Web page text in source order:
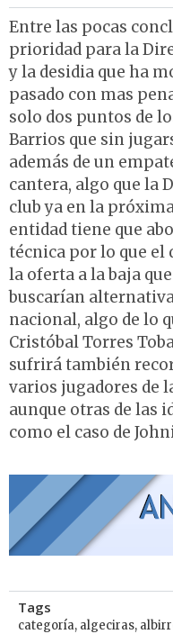
Entre las pocas
prioridad para la
y la desidia que ha
pasado con mas
solo dos puntos de
Barrios que sin
además de un
cantera, algo que la
club ya en la
entidad tiene que
técnica por lo que el
la oferta a la baja
buscarían
nacional, algo de lo
Cristóbal Torres
sufrirá también
varios jugadores de
aunque otras de las
como el caso de
Tags
categoría, algeciras,